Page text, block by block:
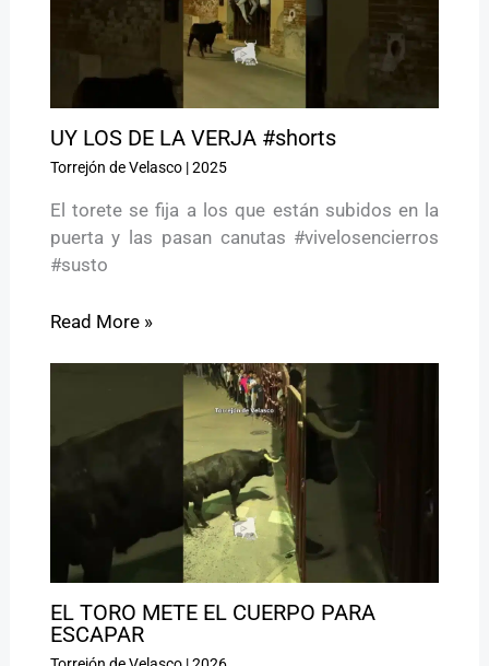
UY LOS DE LA VERJA #shorts
Torrejón de Velasco|2025
El torete se fija a los que están subidos en la
puerta y las pasan canutas #vivelosencierros
#susto
Read More »
EL TORO METE EL CUERPO PARA
ESCAPAR